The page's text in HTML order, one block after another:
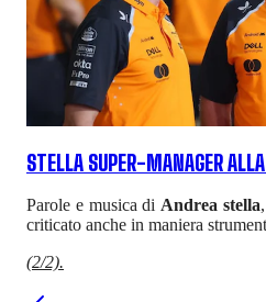
STELLA SUPER-MANAGER
Parole e musica di Andrea stella
criticato anche in maniera
(2/2).